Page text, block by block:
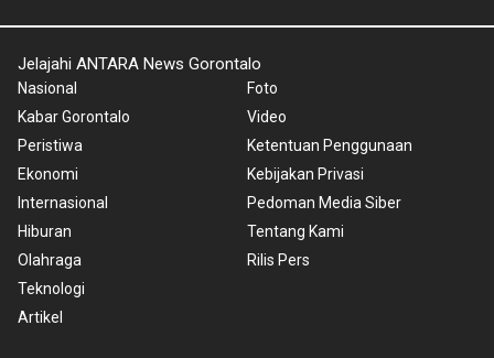
Jelajahi ANTARA News Gorontalo
Nasional
Kabar Gorontalo
Peristiwa
Ekonomi
Internasional
Hiburan
Olahraga
Teknologi
Artikel
Foto
Video
Ketentuan Penggunaan
Kebijakan Privasi
Pedoman Media Siber
Tentang Kami
Rilis Pers